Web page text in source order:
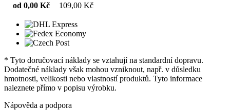
od 0,00 Kč
109,00 Kč
* Tyto doručovací náklady se vztahují na standardní dopravu.
Dodatečné náklady však mohou vzniknout, např. v důsledku
hmotnosti, velikosti nebo vlastností produktů. Tyto informace
naleznete přímo v popisu výrobku.
Nápověda a podpora